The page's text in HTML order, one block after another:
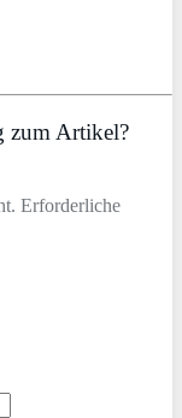
zum Artikel?
Erforderliche